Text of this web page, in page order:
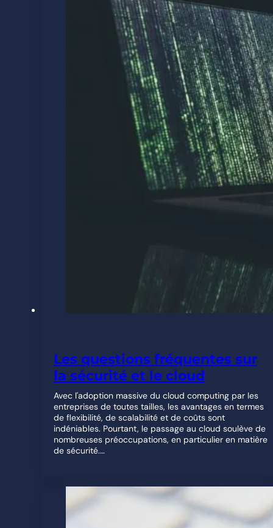
Les questions fréquentes sur
la sécurité et le cloud
Avec l'adoption massive du cloud computing par les
entreprises de toutes tailles, les avantages en termes
de flexibilité, de scalabilité et de coûts sont
indéniables. Pourtant, le passage au cloud soulève de
nombreuses préoccupations, en particulier en matière
de sécurité.…